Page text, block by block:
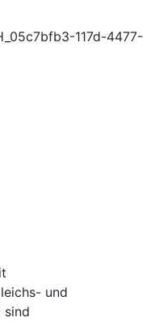
117d-4477-
und
sind